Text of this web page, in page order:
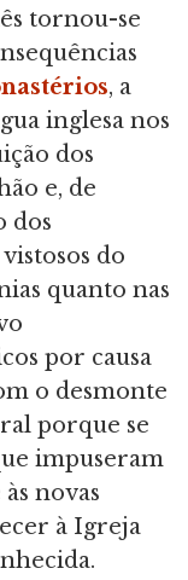
tornou-se
, a
inglesa nos
dos
e, de
dos
do
quanto nas
por causa
o desmonte
porque se
impuseram
novas
à Igreja